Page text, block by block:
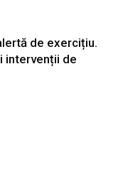
de exercițiu.
intervenții de